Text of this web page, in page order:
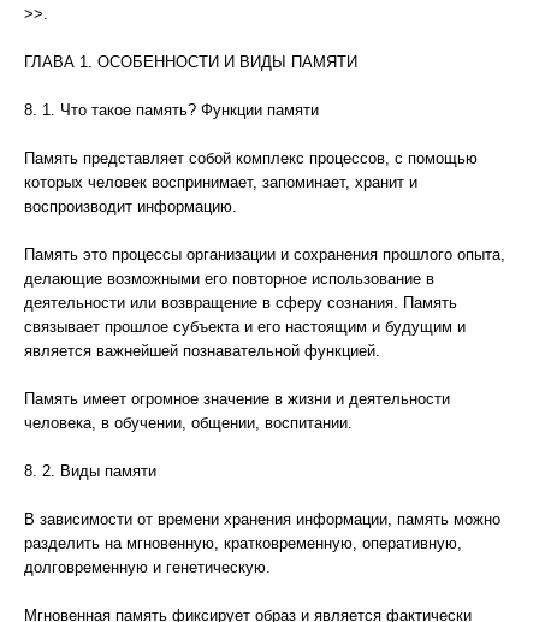
>>.
ГЛАВА 1. ОСОБЕННОСТИ И ВИДЫ ПАМЯТИ
8. 1. Что такое память? Функции памяти
Память представляет собой комплекс процессов, с помощью
которых человек воспринимает, запоминает, хранит и
воспроизводит информацию.
Память это процессы организации и сохранения прошлого опыта,
делающие возможными его повторное использование в
деятельности или возвращение в сферу сознания. Память
связывает прошлое субъекта и его настоящим и будущим и
является важнейшей познавательной функцией.
Память имеет огромное значение в жизни и деятельности
человека, в обучении, общении, воспитании.
8. 2. Виды памяти
В зависимости от времени хранения информации, память можно
разделить на мгновенную, кратковременную, оперативную,
долговременную и генетическую.
Мгновенная память фиксирует образ и является фактически